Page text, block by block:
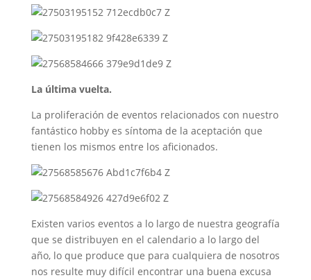
La última vuelta.
La proliferación de eventos relacionados con nuestro
fantástico hobby es síntoma de la aceptación que
tienen los mismos entre los aficionados.
Existen varios eventos a lo largo de nuestra geografía
que se distribuyen en el calendario a lo largo del
año, lo que produce que para cualquiera de nosotros
nos resulte muy difícil encontrar una buena excusa